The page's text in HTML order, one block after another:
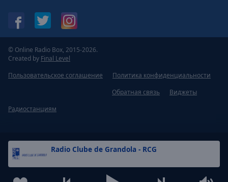
Radio Clube de Grandola - RCG
© Online Radio Box, 2015-2026.
Created by Final Level
Пользовательское соглашение
Политика конфиденциальности
Обратная связь
Виджеты
Радиостанциям